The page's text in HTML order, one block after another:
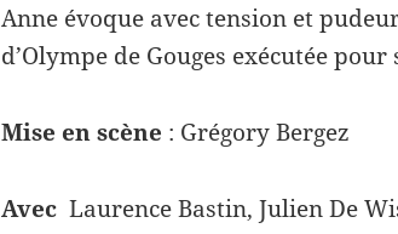
Anne évoque avec tension et
d’Olympe de Gouges exécutée pour
Mise en scène : Grégory Bergez
Avec Laurence Bastin, Julien De